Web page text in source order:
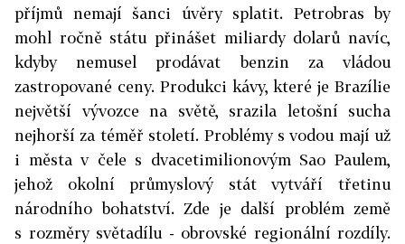
příjmů nemají šanci úvěry splatit. Petrobras by
mohl ročně státu přinášet miliardy dolarů navíc,
kdyby nemusel prodávat benzin za vládou
zastropované ceny. Produkci kávy, které je Brazílie
největší vývozce na světě, srazila letošní sucha
nejhorší za téměř století. Problémy s vodou mají už
i města v čele s dvacetimilionovým Sao Paulem,
jehož okolní průmyslový stát vytváří třetinu
národního bohatství. Zde je další problém země
s rozměry světadílu - obrovské regionální rozdíly.